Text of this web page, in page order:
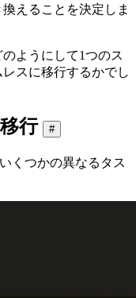
えることを決定しま
ようにして1つのス
スに移行するかでし
行 #
くつかの異なるタス